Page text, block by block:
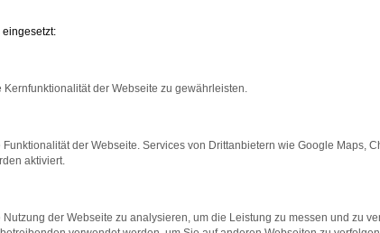
der Webseite zu gewährleisten.
der Webseite. Services von Drittanbietern wie Google Maps,
aktiviert.
der Webseite zu analysieren, um die Leistung zu messen und zu